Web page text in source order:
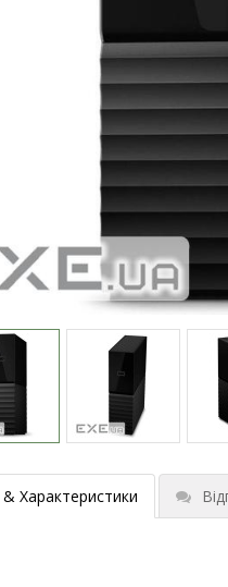
Характеристики